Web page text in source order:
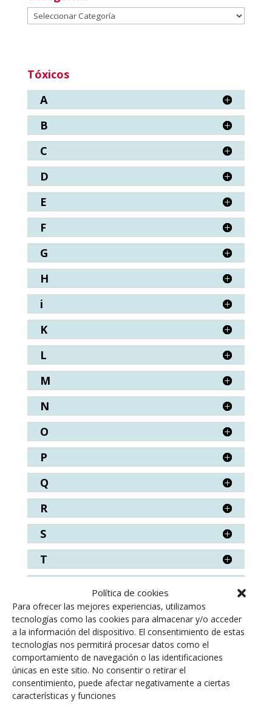
Política de cookies
Para ofrecer las mejores experiencias, utilizamos
tecnologías como las cookies para almacenar y/o acceder
a la información del dispositivo. El consentimiento de estas
tecnologías nos permitirá procesar datos como el
comportamiento de navegación o las identificaciones
únicas en este sitio. No consentir o retirar el
consentimiento, puede afectar negativamente a ciertas
características y funciones
Categorías
Tóxicos
A
B
C
D
E
F
G
H
i
K
L
M
N
O
P
Q
R
S
T
W
Z